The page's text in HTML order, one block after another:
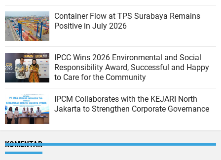
Container Flow at TPS Surabaya Remains
Positive in July 2026
IPCC Wins 2026 Environmental and Social
Responsibility Award, Successful and Happy
to Care for the Community
IPCM Collaborates with the KEJARI North
Jakarta to Strengthen Corporate Governance
KOMENTAR